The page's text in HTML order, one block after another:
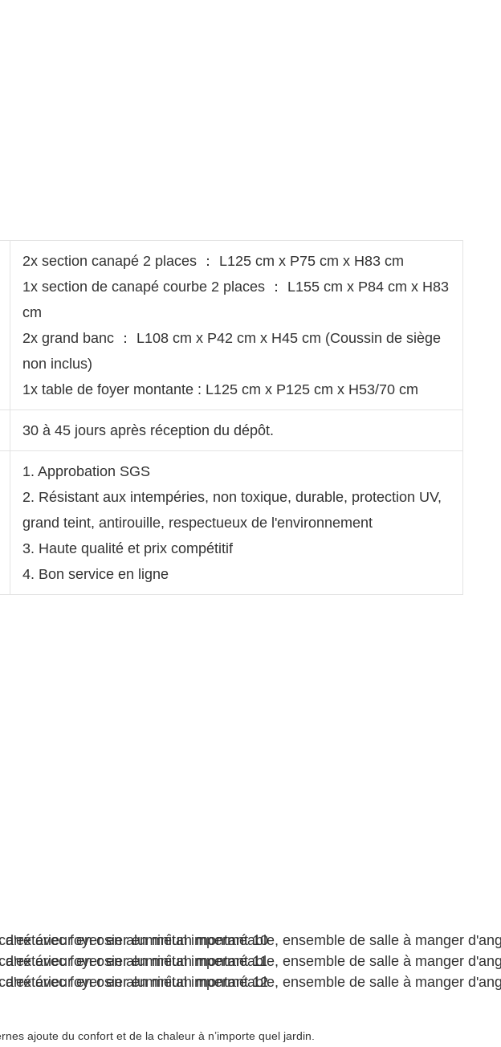
2x section canapé 2 places ： L125 cm x P75 cm x H83 cm
1x section de canapé courbe 2 places ： L155 cm x P84 cm x H83
cm
2x grand banc ： L108 cm x P42 cm x H45 cm (Coussin de siège
non inclus)
1x table de foyer montante : L125 cm x P125 cm x H53/70 cm
30 à 45 jours après réception du dépôt.
1. Approbation SGS
2. Résistant aux intempéries, non toxique, durable, protection UV,
grand teint, antirouille, respectueux de l'environnement
3. Haute qualité et prix compétitif
4. Bon service en ligne
ajoute du confort et de la chaleur à n’importe quel jardin.